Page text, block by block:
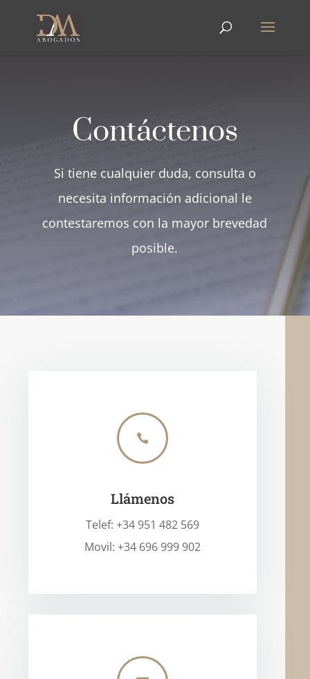
Contáctenos
Si tiene cualquier duda, consulta o
necesita información adicional le
contestaremos con la mayor brevedad
posible.

Llámenos
Telef: +34 951 482 569
Movil: +34 696 999 902